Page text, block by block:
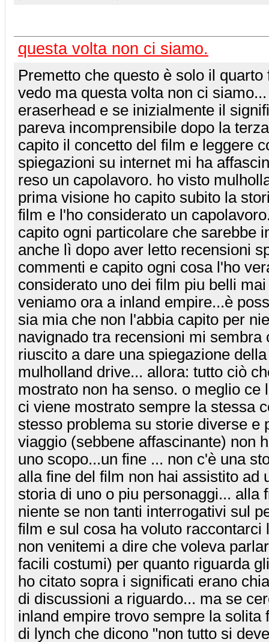
questa volta non ci siamo.
Premetto che questo è solo il
vedo ma questa volta non ci
eraserhead e se inizialmente il
pareva incomprensibile dopo la
capito il concetto del film e leggere
spiegazioni su internet mi ha
reso un capolavoro. ho visto
prima visione ho capito subito la
film e l'ho considerato un
capito ogni particolare che sarebbe
anche lì dopo aver letto recensioni
commenti e capito ogni cosa l'ho
considerato uno dei film piu belli
veniamo ora a inland empire...è
sia mia che non l'abbia capito per
navignado tra recensioni mi sembra
riuscito a dare una spiegazione
mulholland drive... allora: tutto ciò
mostrato non ha senso. o meglio ce
ci viene mostrato sempre la stessa
stesso problema su storie diverse e
viaggio (sebbene affascinante) non
uno scopo...un fine ... non c'è una
alla fine del film non hai assistito ad
storia di uno o piu personaggi... alla
niente se non tanti interrogativi sul
film e sul cosa ha voluto raccontarci
non venitemi a dire che voleva
facili costumi) per quanto riguarda
ho citato sopra i significati erano
di discussioni a riguardo... ma se
inland empire trovo sempre la solita
di lynch che dicono "non tutto si